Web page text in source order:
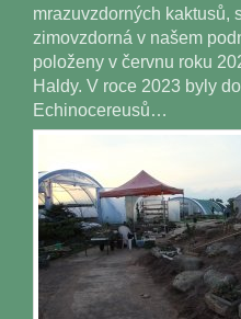
mrazuvzdorných kaktusů,
zimovzdorná v našem
položeny v červnu roku
Haldy. V roce 2023 byly
Echinocereusů…